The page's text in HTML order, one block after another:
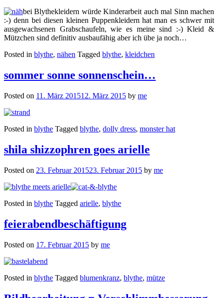
bei Blythekleidern würde Kinderarbeit auch mal Sinn machen
:-) denn bei diesen kleinen Puppenkleidern hat man es schwer mit
ausgewachsenen Grabschaufeln, wie es meine sind :-) Kleid &
Mützchen sind definitiv ausbaufähig aber ich übe ja noch…
Posted in blythe, nähen Tagged blythe, kleidchen
sommer sonne sonnenschein…
Posted on 11. März 201512. März 2015 by me
Posted in blythe Tagged blythe, dolly dress, monster hat
shila shizzophren goes arielle
Posted on 23. Februar 201523. Februar 2015 by me
Posted in blythe Tagged arielle, blythe
feierabendbeschäftigung
Posted on 17. Februar 2015 by me
Posted in blythe Tagged blumenkranz, blythe, mütze